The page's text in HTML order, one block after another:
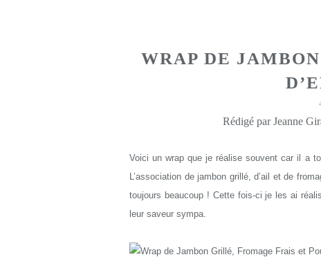
WRAP DE
Rédigé par Jeanne
Voici un wrap que je réalise souvent car il a
L’association de jambon grillé, d’ail et de
toujours beaucoup ! Cette fois-ci je les ai
leur saveur sympa.